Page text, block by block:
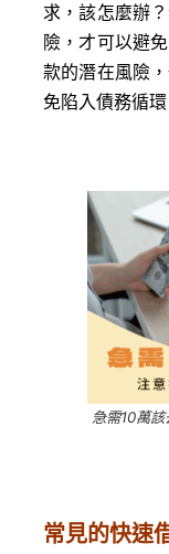
求，該怎麼辦
險，才可以避
款的潛在風險
免陷入債務循環
急需10萬
常見的快速